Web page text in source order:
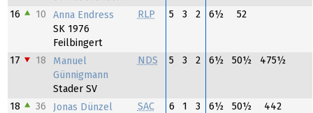
16 10
Anna Endress
SK 1976
Feilbingert
RLP 5 3 2 6½ 52
17 18
Manuel
Günnigmann
Stader SV
NDS 5 3 2 6½ 50½ 475½
18 36
Jonas Dünzel
SAC 6 1 3 6½ 50½ 442